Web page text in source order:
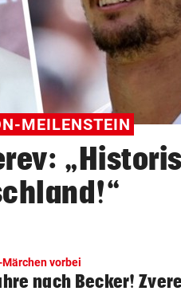
MEILENSTEIN
vorbei
nach Becker!